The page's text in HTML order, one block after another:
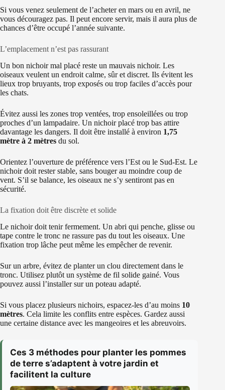
Si vous venez seulement de l’acheter en mars ou en avril, ne
vous découragez pas. Il peut encore servir, mais il aura plus de
chances d’être occupé l’année suivante.
L’emplacement n’est pas rassurant
Un bon nichoir mal placé reste un mauvais nichoir. Les
oiseaux veulent un endroit calme, sûr et discret. Ils évitent les
lieux trop bruyants, trop exposés ou trop faciles d’accès pour
les chats.
Évitez aussi les zones trop ventées, trop ensoleillées ou trop
proches d’un lampadaire. Un nichoir placé trop bas attire
davantage les dangers. Il doit être installé à environ 1,75
mètre à 2 mètres du sol.
Orientez l’ouverture de préférence vers l’Est ou le Sud-Est. Le
nichoir doit rester stable, sans bouger au moindre coup de
vent. S’il se balance, les oiseaux ne s’y sentiront pas en
sécurité.
La fixation doit être discrète et solide
Le nichoir doit tenir fermement. Un abri qui penche, glisse ou
tape contre le tronc ne rassure pas du tout les oiseaux. Une
fixation trop lâche peut même les empêcher de revenir.
Sur un arbre, évitez de planter un clou directement dans le
tronc. Utilisez plutôt un système de fil solide gainé. Vous
pouvez aussi l’installer sur un poteau adapté.
Si vous placez plusieurs nichoirs, espacez-les d’au moins 10
mètres. Cela limite les conflits entre espèces. Gardez aussi
une certaine distance avec les mangeoires et les abreuvoirs.
Ces 3 méthodes pour planter les pommes
de terre s’adaptent à votre jardin et
facilitent la culture